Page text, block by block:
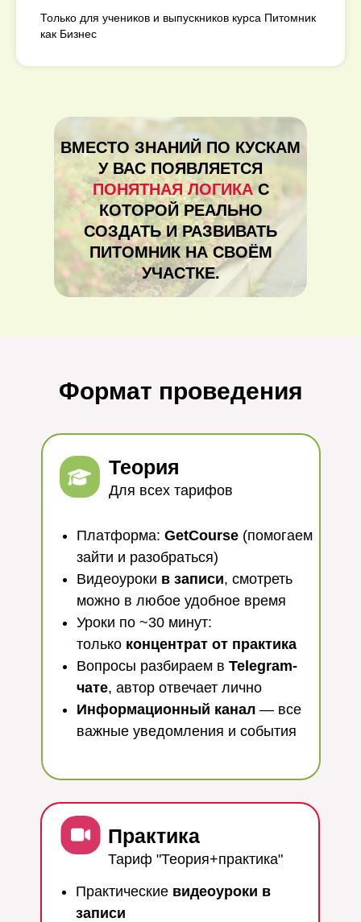
Только для учеников и выпускников курса Питомник
как Бизнес
ВМЕСТО ЗНАНИЙ ПО КУСКАМ
У ВАС ПОЯВЛЯЕТСЯ
ПОНЯТНАЯ ЛОГИКАС
КОТОРОЙ РЕАЛЬНО
СОЗДАТЬ И РАЗВИВАТЬ
ПИТОМНИК НА СВОЁМ
УЧАСТКЕ.
Формат проведения
Для всех тарифов
Теория
Платформа: GetCourse (помогаем
зайти и разобраться)
Видеоуроки в записи, смотреть
можно в любое удобное время
Уроки по ~30 минут:
только концентрат от практика
Вопросы разбираем в Telegram-
чате, автор отвечает лично
Информационный канал — все
важные уведомления и события
Тариф "Теория+практика"
Практика
Практические видеоуроки в
записи